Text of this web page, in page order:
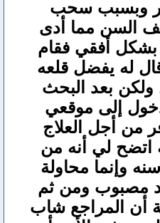
وبسبب سحب
السن مما أدى
بشكل أفقي فقام
له يفضل قلعه
بعد البحث
إلى موقعي
من أجل العلاج
اتضح لي أنه من
وإنما محاولة
مصبوب ومن ثم
أن المراجع شاب